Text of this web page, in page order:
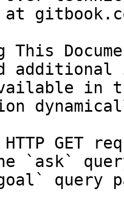
at
This
in
GET
`ask`
query